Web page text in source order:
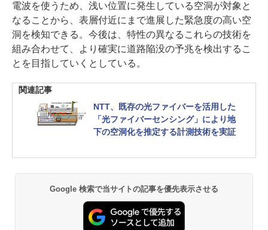
電波を使うため、浅い位置に発生している空洞が対象と
なることから、表層付近にまで進展した緊急度の高い空
洞を検知できる。今後は、特性の異なるこれらの技術を
組み合わせて、より確実に道路陥没の予兆を検出するこ
とを目指していくとしている。
関連記事
NTT、既存の光ファイバーを活用した
「光ファイバーセンシング」により地
下の空洞化を推定する計測技術を実証
Google 検索で当サイトの記事を優先表示させる